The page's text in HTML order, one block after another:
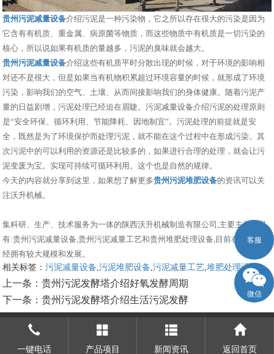
贵州污泥减量设备介绍污泥是一种污染物，它之所以存在很大的污染是因为
它含有有机质、重金属、病原菌等物质，而这些物质中有机质是一切污染的
核心，所以说如果有机质的量越多，污泥的臭味就会越大。
贵州污泥减量设备介绍这些有机质平时分散出现的时候，对于环境的影响相
对还不是很大，但是如果当有机物积累超过环境容量的时候，就形成了环境
污染，影响我们的空气、土壤、从而间接影响我们的身体健康。随着污泥产
量的日益剧增，污泥处理已经迫在眉睫。污泥减量设备介绍污泥的处理原则
是“安全环保、循环利用、节能降耗、因地制宜”。污泥处理的前提就是安
全，既然是为了环境保护而处理污泥，就不能在这个过程中在形成污染。其
次污泥中的可以利用的资源还是比较多的，如果进行合理的处理，就会让污
泥变废为宝。实现可持续可循环利用。这个也是自然的规律。
今天的内容就分享到这里，如果想了解更多贵州污泥堆肥设备的资讯可以关
注沃升机械。
集科研、生产、技术服务为一体的陕西沃升机械制造有限公司,主要主营产品
有:贵州污泥减量设备,贵州污泥减量工艺和贵州堆肥处理设备,目前在市场上已
经拥有较大规模和发展。
相关标签：污泥减量设备 ,污泥堆肥设备 ,污泥减量工艺 ,堆肥处理设备 ,
上一条：贵州污泥发酵塔介绍好氧发酵周期
下一条：贵州污泥发酵塔介绍生活污泥发酵
一键电话 产品项目 新闻资讯 返回首页
客服
微信